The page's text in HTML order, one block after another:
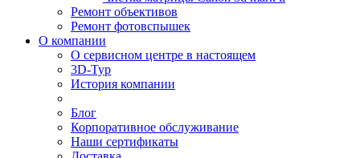
Ремонт объективов
Ремонт фотовспышек
О компании
О сервисном центре в настоящем
3D-Тур
История компании
Блог
Корпоративное обслуживание
Наши сертификаты